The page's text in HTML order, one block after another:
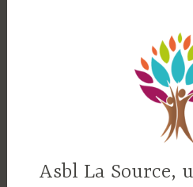
Asbl La Source,